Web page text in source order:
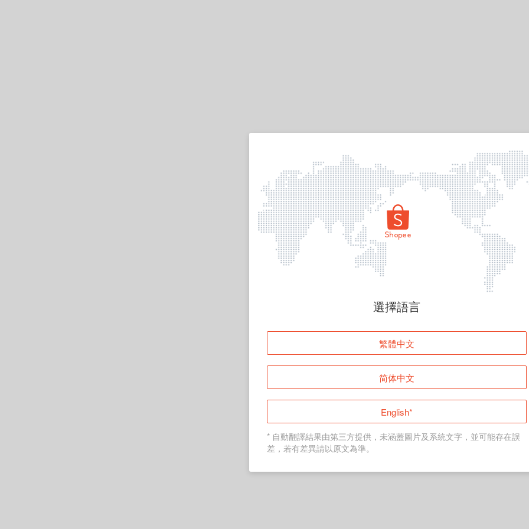
頁面無法顯示
登入
返回首頁
選擇語言
繁體中文
简体中文
English*
* 自動翻譯結果由第三方提供，未涵蓋圖片及系統文字，並可能存在誤
差，若有差異請以原文為準。